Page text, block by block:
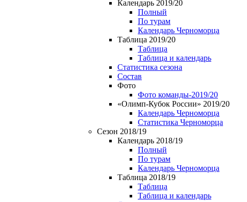
Календарь 2019/20
Полный
По турам
Календарь Черноморца
Таблица 2019/20
Таблица
Таблица и календарь
Статистика сезона
Состав
Фото
Фото команды-2019/20
«Олимп-Кубок России» 2019/20
Календарь Черноморца
Статистика Черноморца
Сезон 2018/19
Календарь 2018/19
Полный
По турам
Календарь Черноморца
Таблица 2018/19
Таблица
Таблица и календарь